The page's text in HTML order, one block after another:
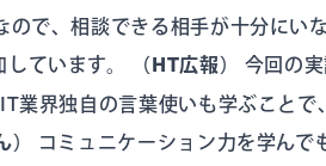
で、相談できる相手が十分にい
ています。
（HT広報）
今回の
業界独自の言葉使いも学ぶこと
コミュニケーション力を学んで